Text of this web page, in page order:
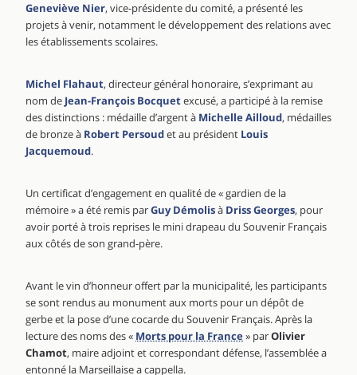
Geneviève Nier, vice-présidente du comité, a présenté les
projets à venir, notamment le développement des relations avec
les établissements scolaires.
Michel Flahaut, directeur général honoraire, s’exprimant au
nom de Jean-François Bocquetexcusé, a participé à la remise
des distinctions : médaille d’argent à Michelle Ailloud, médailles
de bronze à Robert Persoudet au président Louis
Jacquemoud.
Un certificat d’engagement en qualité de « gardien de la
mémoire » a été remis parGuy Démolisà Driss Georges, pour
avoir porté à trois reprises le mini drapeau du Souvenir Français
aux côtés de son grand-père.
Avant le vin d’honneur offert par la municipalité, les participants
se sont rendus au monument aux morts pour un dépôt de
gerbe et la pose d’une cocarde du Souvenir Français. Après la
lecture des noms des « Morts pour la France» parOlivier
Chamot, maire adjoint et correspondant défense, l’assemblée a
entonné la Marseillaise a cappella.